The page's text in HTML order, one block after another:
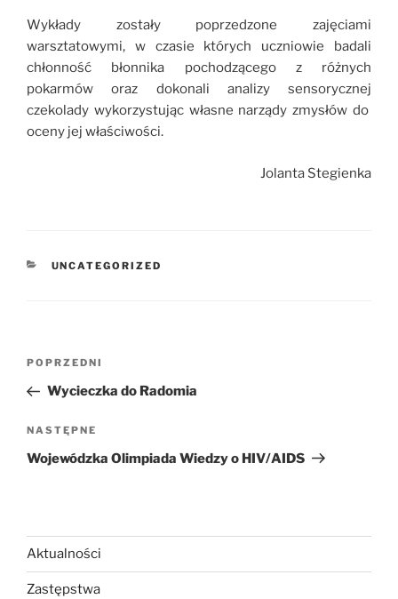
Wykłady zostały poprzedzone zajęciami
warsztatowymi, w czasie których uczniowie badali
chłonność błonnika pochodzącego z różnych
pokarmów oraz dokonali analizy sensorycznej
czekolady wykorzystując własne narządy zmysłów do
oceny jej właściwości.
Jolanta Stegienka
KATEGORIE
UNCATEGORIZED
Nawigacja
Poprzedni
wpis
POPRZEDNI
Wycieczka do Radomia
Następny
wpis
NASTĘPNE
Wojewódzka Olimpiada Wiedzy o HIV/AIDS
Aktualności
Zastępstwa